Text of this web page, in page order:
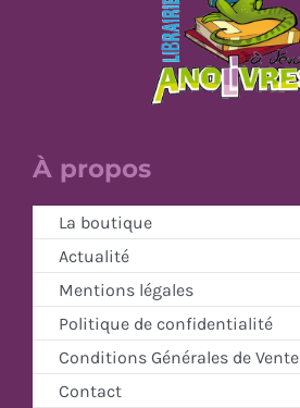
À propos
La boutique
Actualité
Mentions légales
Politique de confidentialité
Conditions Générales de Vente
Contact